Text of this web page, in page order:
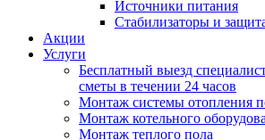
Источники питания
Стабилизаторы и
Акции
Услуги
Бесплатный выезд
сметы в течении 24 часов
Монтаж системы отопления
Монтаж котельного
Монтаж теплого пола